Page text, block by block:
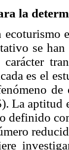
la
se
es el
La
definido